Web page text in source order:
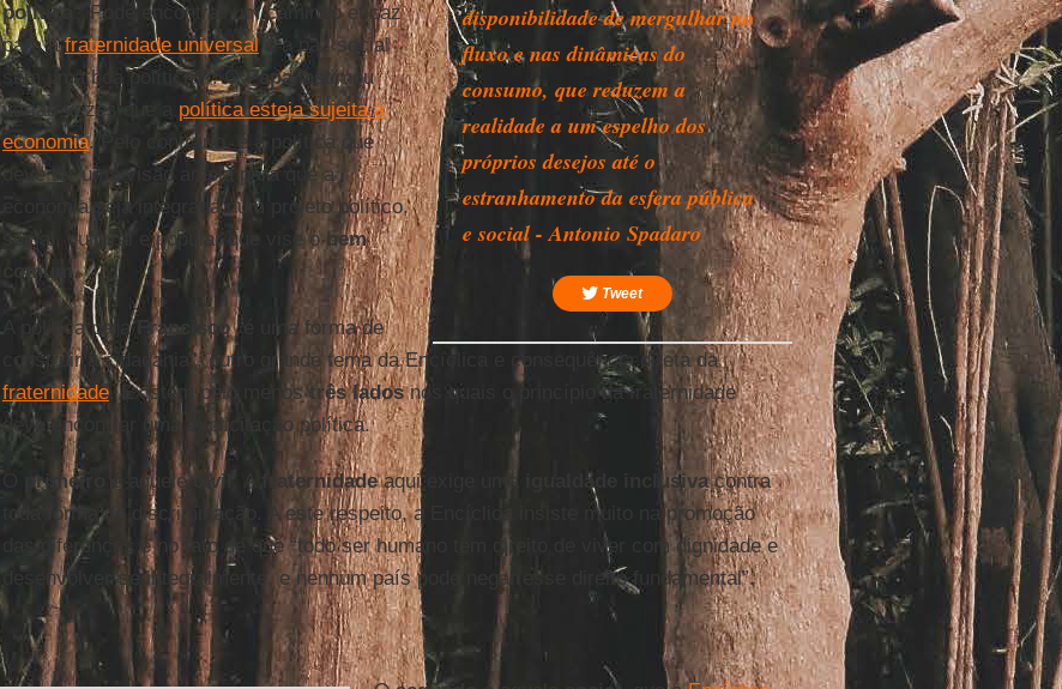
disponibilidade de mergulhar no
fluxo e nas dinâmicas do
consumo, que reduzem a
realidade a um espelho dos
próprios desejos até o
estranhamento da esfera pública
e social - Antonio Spadaro
Tweet
política
? Pode encontrar um caminho eficaz
para afraternidade universale a paz social
sem uma boa política?”. OPapalastimou
várias vezes que a política esteja sujeita à
economia. Pelo contrário, é a política que
deve ter uma visão ampla para que a
economia seja integrada num projeto político,
social, cultural e popular que vise obem
comum.
A política para Francisco"é uma forma de
construir a cidadania", outro grande tema da Encíclica e consequência direta da
fraternidade. Existem pelo menostrês ladosnos quais o princípio da fraternidade
deve encontrar uma explicitação política.
primeiro é aquelecivil . A fraternidadeaqui exige uma igualdade inclusivacontra
toda forma de discriminação. A este respeito, a Encíclica insiste muito na promoção
das diferenças e no fato de que “todo ser humano tem direito de viver com dignidade e
desenvolver-se integralmente, e nenhum país pode negar esse direito fundamental”.